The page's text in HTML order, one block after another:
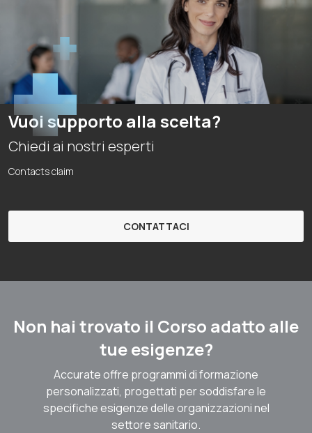
Vuoi supporto alla scelta?
Chiedi ai nostri esperti
Contacts claim
CONTATTACI
Non hai trovato il Corso adatto alle
tue esigenze?
Accurate offre programmi di formazione
personalizzati, progettati per soddisfare le
specifiche esigenze delle organizzazioni nel
settore sanitario.